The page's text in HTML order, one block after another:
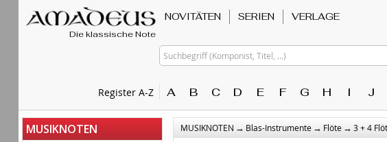
Die klassische Note
Register A-Z
NOVITÄTEN SERIEN VERLAGE
Suchbegriff (Komponist, Titel, ...)
A B C D E F G H I J
MUSIKNOTEN MUSIKNOTEN → Blas-Instrumente → Flöte → 3 + 4